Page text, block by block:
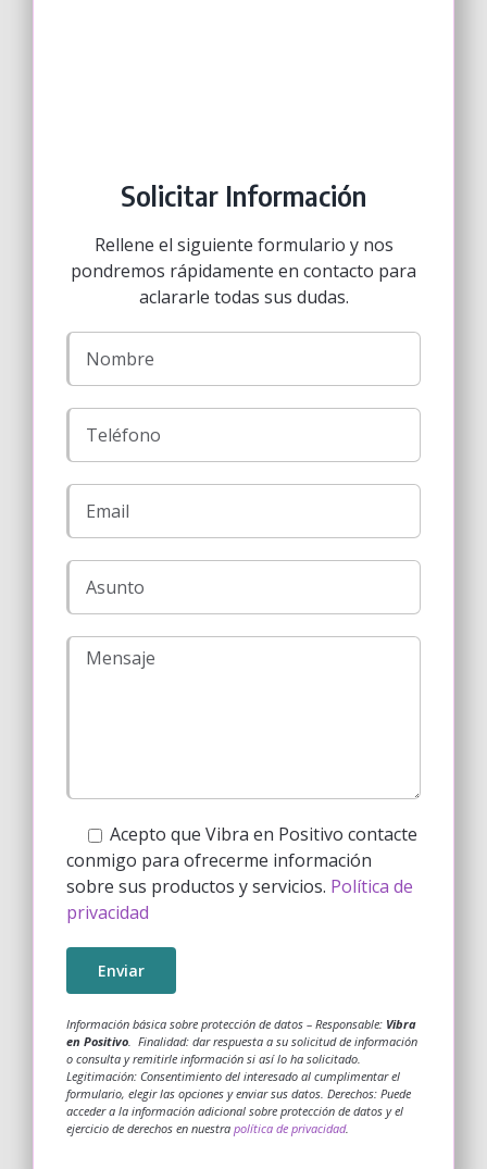
Solicitar Información
Rellene el siguiente formulario y nos
pondremos rápidamente en contacto para
aclararle todas sus dudas.
Acepto que Vibra en Positivo contacte
conmigo para ofrecerme información
sobre sus productos y servicios. Política de
privacidad
Información básica sobre protección de datos – Responsable: Vibra
en Positivo. Finalidad: dar respuesta a su solicitud de información
o consulta y remitirle información si así lo ha solicitado.
Legitimación: Consentimiento del interesado al cumplimentar el
formulario, elegir las opciones y enviar sus datos. Derechos: Puede
acceder a la información adicional sobre protección de datos y el
ejercicio de derechos en nuestra política de privacidad.